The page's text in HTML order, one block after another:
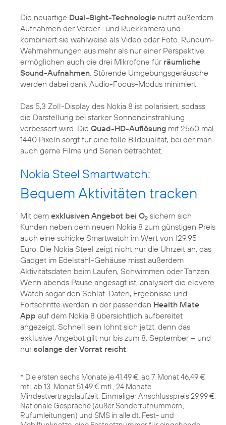
Die neuartige Dual-Sight-Technologie nutzt außerdem
Aufnahmen der Vorder- und Rückkamera und
kombiniert sie wahlweise als Video oder Foto. Rundum-
Wahrnehmungen aus mehr als nur einer Perspektive
ermöglichen auch die drei Mikrofone für räumliche
Sound-Aufnahmen. Störende Umgebungsgeräusche
werden dabei dank Audio-Focus-Modus minimiert.
Das 5,3 Zoll-Display des Nokia 8 ist polarisiert, sodass
die Darstellung bei starker Sonneneinstrahlung
verbessert wird. Die Quad-HD-Auflösung mit 2560 mal
1440 Pixeln sorgt für eine tolle Bildqualität, bei der man
auch gerne Filme und Serien betrachtet.
Nokia Steel Smartwatch:
Bequem Aktivitäten tracken
Mit dem exklusiven Angebot bei O2 sichern sich
Kunden neben dem neuen Nokia 8 zum günstigen Preis
auch eine schicke Smartwatch im Wert von 129,95
Euro. Die Nokia Steel zeigt nicht nur die Uhrzeit an, das
Gadget im Edelstahl-Gehäuse misst außerdem
Aktivitätsdaten beim Laufen, Schwimmen oder Tanzen.
Wenn abends Pause angesagt ist, analysiert die clevere
Watch sogar den Schlaf. Daten, Ergebnisse und
Fortschritte werden in der passenden Health Mate
App auf dem Nokia 8 übersichtlich aufbereitet
angezeigt. Schnell sein lohnt sich jetzt, denn das
exklusive Angebot gilt nur bis zum 8. September – und
nursolange der Vorrat reicht.
* Die ersten sechs Monate je 41,49 €, ab 7. Monat 46,49 €
mtl. ab 13. Monat 51,49 € mtl., 24 Monate
Mindestvertragslaufzeit. Einmaliger Anschlusspreis 29,99 €.
Nationale Gespräche (außer Sonderrufnummern,
Rufumleitungen) und SMS in alle dt. Fest- und